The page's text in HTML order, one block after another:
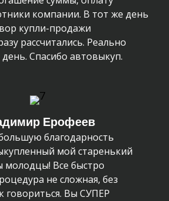
компании. В тот же день
купли-продажи
рассчитались. Реально
день. Спасибо автовыкуп.
Ерофеев
благодарность
мой старенький
молодцы! Все быстро
не сложная, без
говориться. Вы СУПЕР